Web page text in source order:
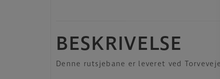
BESKRIVELSE
Denne rutsjebane er leveret ved